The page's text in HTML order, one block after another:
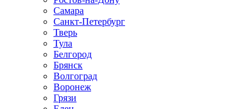
Самара
Санкт-Петербург
Тверь
Тула
Белгород
Брянск
Волгоград
Воронеж
Грязи